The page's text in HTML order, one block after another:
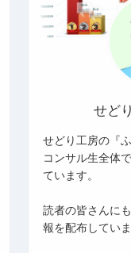
せど
せどり工房の『
コンサル生全体で
ています。
読者の皆さんに
報を配布していま